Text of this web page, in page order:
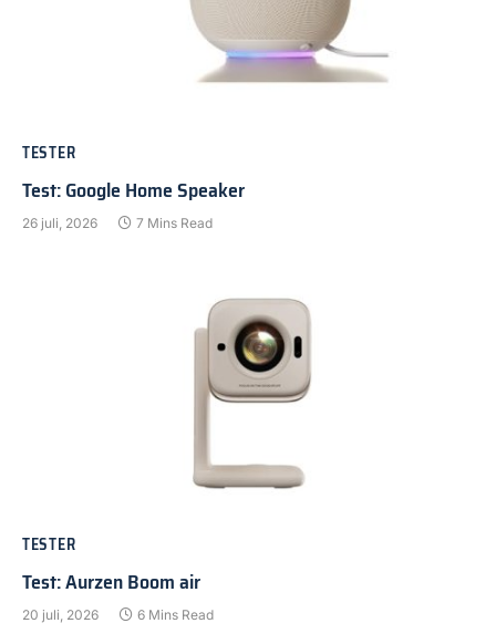
TESTER
Test: Google Home Speaker
26 juli, 2026 7 Mins Read
TESTER
Test: Aurzen Boom air
20 juli, 2026 6 Mins Read